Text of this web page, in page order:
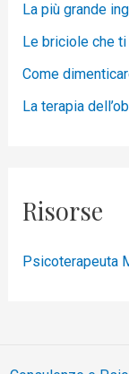
La più grande
Le briciole che
Come
La terapia
Risorse
Psicoterapeuta